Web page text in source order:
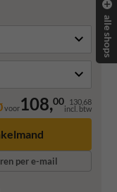
voor108,00 130,68
incl. btw
per e-mail
alle shops